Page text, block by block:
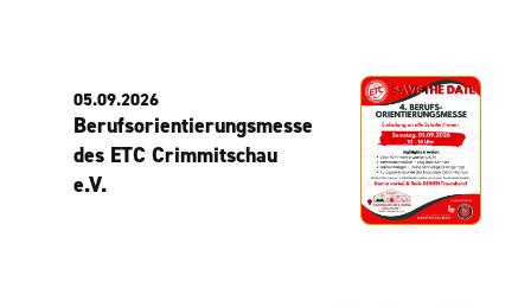
05.09.2026
Berufsorientierungsmesse
des ETC Crimmitschau
e.V.